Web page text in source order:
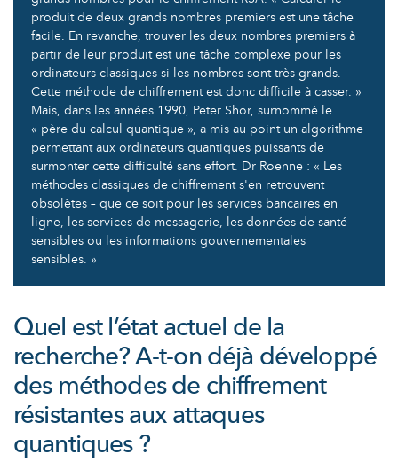
produit de deux grands nombres premiers est une tâche
facile. En revanche, trouver les deux nombres premiers à
partir de leur produit est une tâche complexe pour les
ordinateurs classiques si les nombres sont très grands.
Cette méthode de chiffrement est donc difficile à casser. »
Mais, dans les années 1990, Peter Shor, surnommé le
« père du calcul quantique », a mis au point un algorithme
permettant aux ordinateurs quantiques puissants de
surmonter cette difficulté sans effort. Dr Roenne : « Les
méthodes classiques de chiffrement s'en retrouvent
obsolètes – que ce soit pour les services bancaires en
ligne, les services de messagerie, les données de santé
sensibles ou les informations gouvernementales
sensibles. »
Quel est l’état actuel de la
recherche? A-t-on déjà développé
des méthodes de chiffrement
résistantes aux attaques
quantiques ?